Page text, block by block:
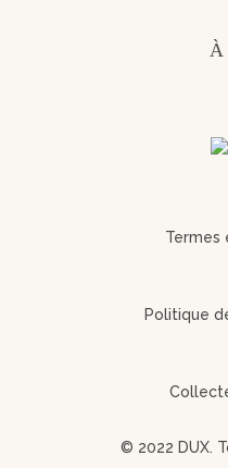
À
Termes
Politique
© 2022 DUX.